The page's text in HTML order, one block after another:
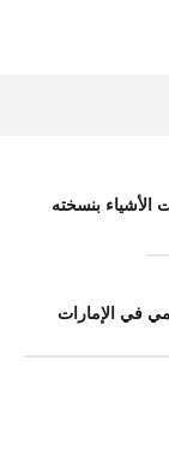
بنسخته
في الإمارات